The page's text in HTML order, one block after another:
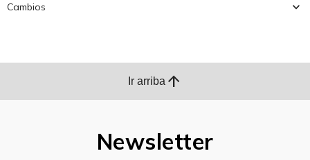
Cambios
Ir arriba arrow_upward
Newsletter